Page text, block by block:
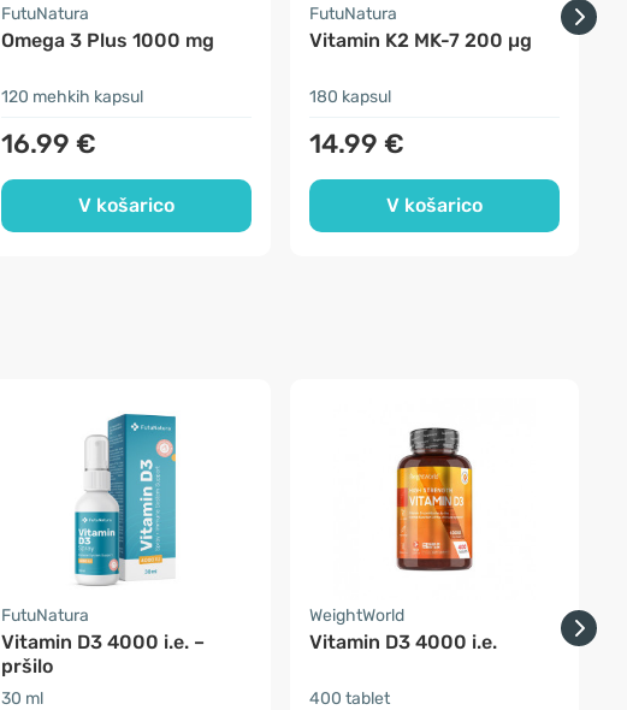
FutuNatura
Omega 3 Plus 1000 mg
120 mehkih kapsul
16.99 €
V košarico
FutuNatura
Vitamin K2 MK-7 200 µg
180 kapsul
14.99 €
V košarico
FutuNatura
Vitamin D3 4000 i.e. –
pršilo
30 ml
WeightWorld
Vitamin D3 4000 i.e.
400 tablet